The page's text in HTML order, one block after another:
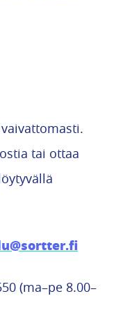
tai ottaa
(ma–pe 8.00–